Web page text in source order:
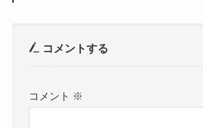
コメントする
コメント ※